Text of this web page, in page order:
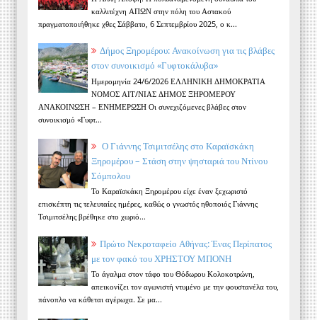
καλλιτέχνη ΑΠΩΝ στην πόλη του Αστακού
πραγματοποιήθηκε χθες Σάββατο, 6 Σεπτεμβρίου 2025, ο κ...
Δήμος Ξηρομέρου: Ανακοίνωση για τις βλάβες
στον συνοικισμό «Γυφτοκάλυβα»
Ημερομηνία 24/6/2026 ΕΛΛΗΝΙΚΗ ΔΗΜΟΚΡΑΤΙΑ
ΝΟΜΟΣ ΑΙΤ/ΝΙΑΣ ΔΗΜΟΣ ΞΗΡΟΜΕΡΟΥ
ΑΝΑΚΟΙΝΩΣΗ – ΕΝΗΜΕΡΩΣΗ Οι συνεχιζόμενες βλάβες στον
συνοικισμό «Γυφτ...
Ο Γιάννης Τσιμιτσέλης στο Καραϊσκάκη
Ξηρομέρου – Στάση στην ψησταριά του Ντίνου
Σόμπολου
Το Καραϊσκάκη Ξηρομέρου είχε έναν ξεχωριστό
επισκέπτη τις τελευταίες ημέρες, καθώς ο γνωστός ηθοποιός Γιάννης
Τσιμιτσέλης βρέθηκε στο χωριό...
Πρώτο Νεκροταφείο Αθήνας: Ένας Περίπατος
με τον φακό του ΧΡΗΣΤΟΥ ΜΠΟΝΗ
Το άγαλμα στον τάφο του Θόδωρου Κολοκοτρώνη,
απεικονίζει τον αγωνιστή ντυμένο με την φουστανέλα του,
πάνοπλο να κάθεται αγέρωχα. Σε μα...